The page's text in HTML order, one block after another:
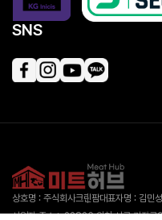
SNS
상호명 : 주식회사크린팜대표자명 : 김민성
사업자 주소 : 22826 인천 서구 가좌로